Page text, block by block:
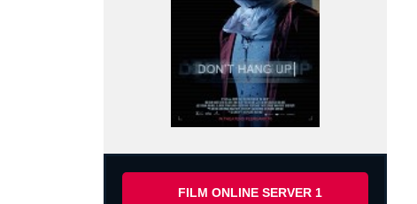
FILM ONLINE SERVER 1